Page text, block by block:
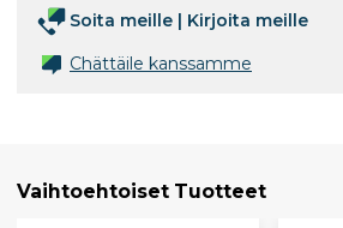
Soita meille
Kirjoita meille
Chättäile kanssamme
Vaihtoehtoiset Tuotteet